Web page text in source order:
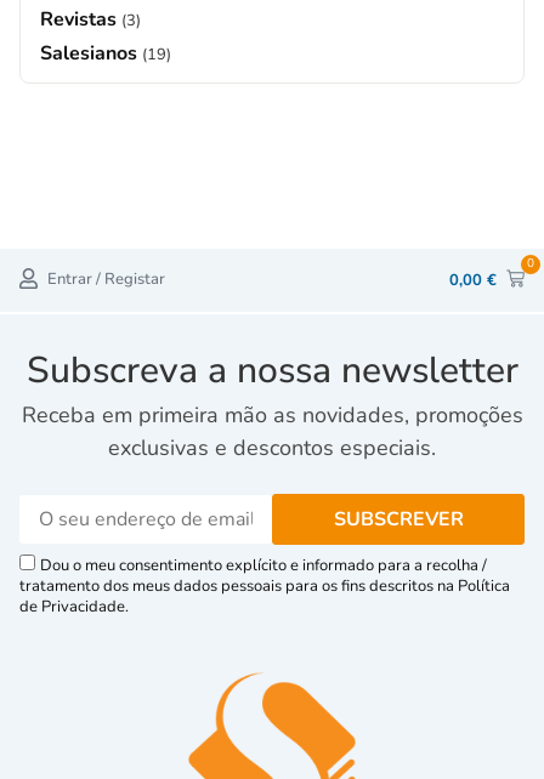
Revistas (3)
Salesianos (19)
Entrar / Registar 0,00 €
0
Subscreva a nossa newsletter
Receba em primeira mão as novidades, promoções
exclusivas e descontos especiais.
Dou o meu consentimento explícito e informado para a recolha /
tratamento dos meus dados pessoais para os fins descritos na Política
de Privacidade.